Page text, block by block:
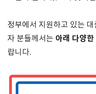
정부에서 지원하고 있는
자 분들께서는 아래 다양
랍니다.